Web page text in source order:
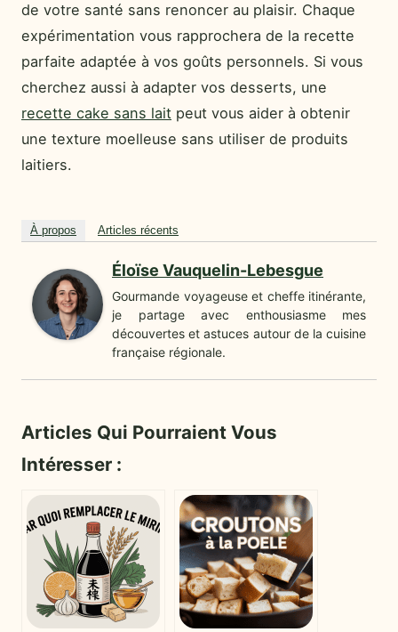
de votre santé sans renoncer au plaisir. Chaque
expérimentation vous rapprochera de la recette
parfaite adaptée à vos goûts personnels. Si vous
cherchez aussi à adapter vos desserts, une
recette cake sans lait peut vous aider à obtenir
une texture moelleuse sans utiliser de produits
laitiers.
À propos Articles récents
Éloïse Vauquelin-Lebesgue
Gourmande voyageuse et cheffe itinérante,
je partage avec enthousiasme mes
découvertes et astuces autour de la cuisine
française régionale.
Articles Qui Pourraient Vous
Intéresser :